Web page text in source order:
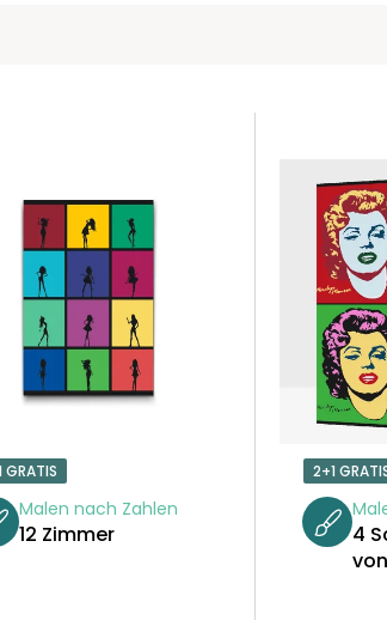
GRATIS
Malen nach Zahlen
12 Zimmer
2+1
4